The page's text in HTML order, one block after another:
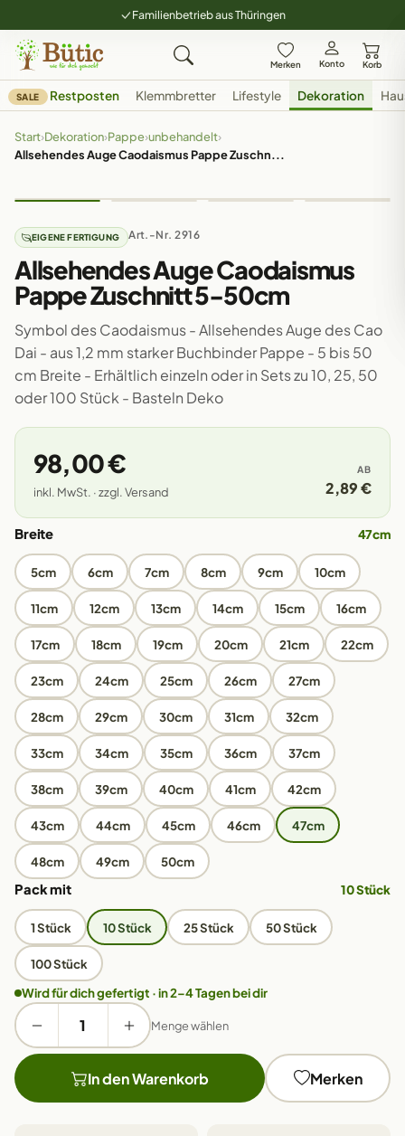
Familienbetrieb aus Thüringen
Merken Konto Korb
SALE Restposten Klemmbretter Lifestyle Dekoration
Start›Dekoration›Pappe›unbehandelt›
Allsehendes Auge Caodaismus Pappe Zuschn...
EIGENE FERTIGUNG Art.-Nr. 2916
Allsehendes Auge Caodaismus
Pappe Zuschnitt 5-50cm
Symbol des Caodaismus - Allsehendes Auge des Cao
Dai - aus 1,2 mm starker Buchbinder Pappe - 5 bis 50
cm Breite - Erhältlich einzeln oder in Sets zu 10, 25, 50
oder 100 Stück - Basteln Deko
98,00 €
inkl. MwSt. · zzgl. Versand
AB
2,89 €
Breite 47cm
5cm 6cm 7cm 8cm 9cm 10cm
11cm 12cm 13cm 14cm 15cm 16cm
17cm 18cm 19cm 20cm 21cm 22cm
23cm 24cm 25cm 26cm 27cm
28cm 29cm 30cm 31cm 32cm
33cm 34cm 35cm 36cm 37cm
38cm 39cm 40cm 41cm 42cm
43cm 44cm 45cm 46cm 47cm
48cm 49cm 50cm
Pack mit 10 Stück
1 Stück 10 Stück 25 Stück 50 Stück
100 Stück
Wird für dich gefertigt · in 2–4 Tagen bei dir
Menge wählen
In den Warenkorb Merken